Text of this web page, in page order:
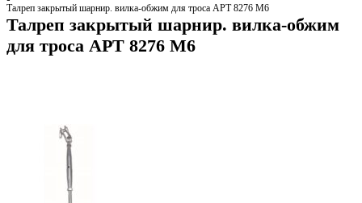
Талреп закрытый шарнир. вилка-обжим для троса АРТ 8276 M6
Талреп закрытый шарнир. вилка-обжим
для троса АРТ 8276 M6